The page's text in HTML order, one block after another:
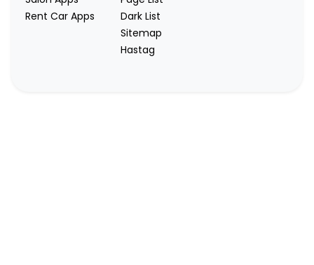
Rent Car Apps
Dark List
Sitemap
Hastag